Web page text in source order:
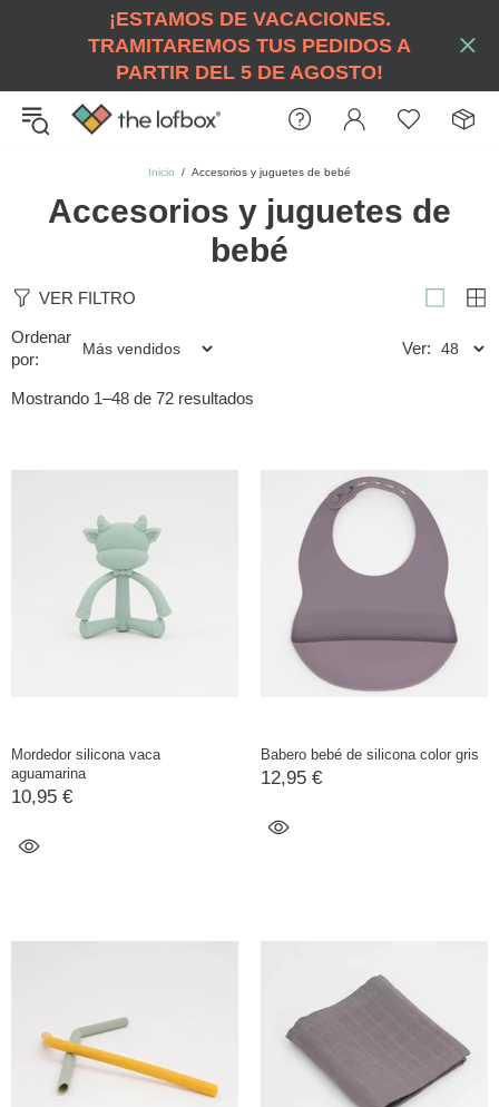
¡ESTAMOS DE VACACIONES.
TRAMITAREMOS TUS PEDIDOS A
PARTIR DEL 5 DE AGOSTO!
Inicio Accesorios y juguetes de bebé
Accesorios y juguetes de
bebé
VER FILTRO
Ordenar
por:
Ver:
Mostrando 1–48 de 72 resultados
Mordedor silicona vaca
aguamarina
10,95 €
Babero bebé de silicona color gris
12,95 €